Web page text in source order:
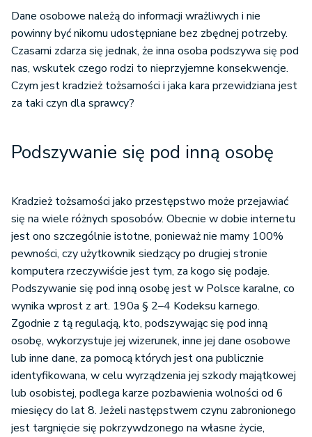
Dane osobowe należą do informacji wrażliwych i nie
powinny być nikomu udostępniane bez zbędnej potrzeby.
Czasami zdarza się jednak, że inna osoba podszywa się pod
nas, wskutek czego rodzi to nieprzyjemne konsekwencje.
Czym jest kradzież tożsamości i jaka kara przewidziana jest
za taki czyn dla sprawcy?
Podszywanie się pod inną osobę
Kradzież tożsamości jako przestępstwo może przejawiać
się na wiele różnych sposobów. Obecnie w dobie internetu
jest ono szczególnie istotne, ponieważ nie mamy 100%
pewności, czy użytkownik siedzący po drugiej stronie
komputera rzeczywiście jest tym, za kogo się podaje.
Podszywanie się pod inną osobę jest w Polsce karalne, co
wynika wprost z art. 190a § 2–4 Kodeksu karnego.
Zgodnie z tą regulacją, kto, podszywając się pod inną
osobę, wykorzystuje jej wizerunek, inne jej dane osobowe
lub inne dane, za pomocą których jest ona publicznie
identyfikowana, w celu wyrządzenia jej szkody majątkowej
lub osobistej, podlega karze pozbawienia wolności od 6
miesięcy do lat 8. Jeżeli następstwem czynu zabronionego
jest targnięcie się pokrzywdzonego na własne życie,